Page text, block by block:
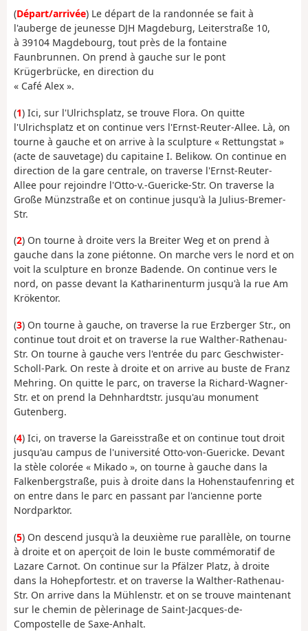
(Départ/arrivée) Le départ de la randonnée se fait à
l'auberge de jeunesse DJH Magdeburg, Leiterstraße 10,
à 39104 Magdebourg, tout près de la fontaine
Faunbrunnen. On prend à gauche sur le pont
Krügerbrücke, en direction du
« Café Alex ».
(1) Ici, sur l'Ulrichsplatz, se trouve Flora. On quitte
l'Ulrichsplatz et on continue vers l'Ernst-Reuter-Allee. Là, on
tourne à gauche et on arrive à la sculpture « Rettungstat »
(acte de sauvetage) du capitaine I. Belikow. On continue en
direction de la gare centrale, on traverse l'Ernst-Reuter-
Allee pour rejoindre l'Otto-v.-Guericke-Str. On traverse la
Große Münzstraße et on continue jusqu'à la Julius-Bremer-
Str.
(2) On tourne à droite vers la Breiter Weg et on prend à
gauche dans la zone piétonne. On marche vers le nord et on
voit la sculpture en bronze Badende. On continue vers le
nord, on passe devant la Katharinenturm jusqu'à la rue Am
Krökentor.
(3) On tourne à gauche, on traverse la rue Erzberger Str., on
continue tout droit et on traverse la rue Walther-Rathenau-
Str. On tourne à gauche vers l'entrée du parc Geschwister-
Scholl-Park. On reste à droite et on arrive au buste de Franz
Mehring. On quitte le parc, on traverse la Richard-Wagner-
Str. et on prend la Dehnhardtstr. jusqu'au monument
Gutenberg.
(4) Ici, on traverse la Gareisstraße et on continue tout droit
jusqu'au campus de l'université Otto-von-Guericke. Devant
la stèle colorée « Mikado », on tourne à gauche dans la
Falkenbergstraße, puis à droite dans la Hohenstaufenring et
on entre dans le parc en passant par l'ancienne porte
Nordparktor.
(5) On descend jusqu'à la deuxième rue parallèle, on tourne
à droite et on aperçoit de loin le buste commémoratif de
Lazare Carnot. On continue sur la Pfälzer Platz, à droite
dans la Hohepfortestr. et on traverse la Walther-Rathenau-
Str. On arrive dans la Mühlenstr. et on se trouve maintenant
sur le chemin de pèlerinage de Saint-Jacques-de-
Compostelle de Saxe-Anhalt.